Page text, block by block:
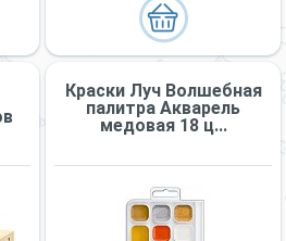
Краски Луч Волшебная
палитра Акварель
медовая 18 ц...